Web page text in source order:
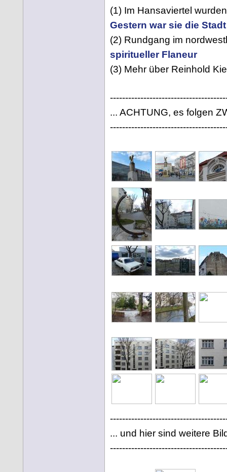
(1) Im Hansaviertel
Gestern war sie die
(2) Rundgang im
spiritueller Flaneur
(3) Mehr über Reinhold
... ACHTUNG, es folgen
... und hier sind weitere